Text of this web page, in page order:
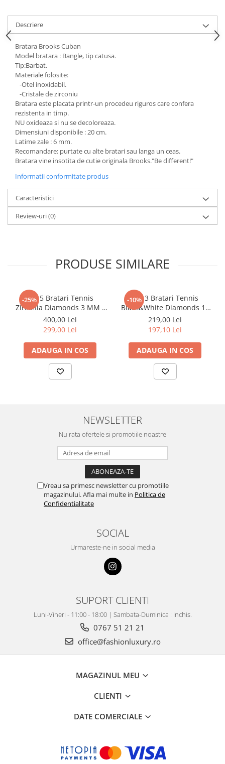
Descriere
Bratara Brooks Cuban
Model bratara : Bangle, tip catusa.
Tip:Barbat.
Materiale folosite:
-Otel inoxidabil.
-Cristale de zirconiu
Bratara este placata printr-un procedeu riguros care confera
rezistenta in timp.
NU oxideaza si nu se decoloreaza.
Dimensiuni disponibile : 20 cm.
Latime zale : 6 mm.
Recomandare: purtate cu alte bratari sau langa un ceas.
Bratara vine insotita de cutie originala Brooks."Be different!"
Informatii conformitate produs
Caracteristici
Review-uri(0)
PRODUSE SIMILARE
-25%
Set 5 Bratari Tennis
Zirconia Diamonds 3 MM /
19.5 CM
400,00 Lei
299,00 Lei
ADAUGA IN COS
-10%
Set 3 Bratari Tennis
Black&White Diamonds 19
CM
219,00 Lei
197,10 Lei
ADAUGA IN COS
NEWSLETTER
Nu rata ofertele si promotiile noastre
Vreau sa primesc newsletter cu promotiile
magazinului. Afla mai multe in Politica de
Confidentialitate
SOCIAL
Urmareste-ne in social media
SUPORT CLIENTI
Luni-Vineri - 11:00 - 18:00 | Sambata-Duminica : Inchis.
0767 51 21 21
office@fashionluxury.ro
MAGAZINUL MEU
CLIENTI
DATE COMERCIALE